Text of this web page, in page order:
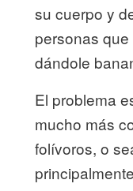
su cuerpo y
personas
dándole
El problema
mucho más
folívoros, o